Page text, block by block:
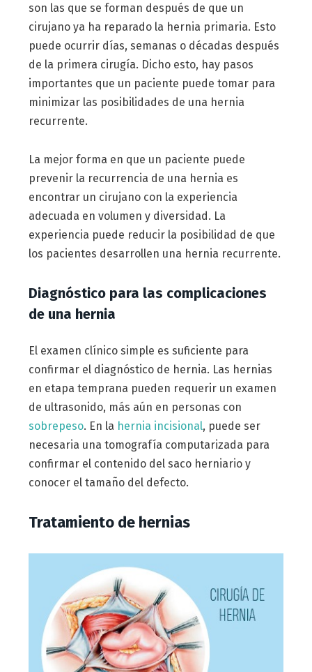
son las que se forman después de que un
cirujano ya ha reparado la hernia primaria. Esto
puede ocurrir días, semanas o décadas después
de la primera cirugía. Dicho esto, hay pasos
importantes que un paciente puede tomar para
minimizar las posibilidades de una hernia
recurrente.
La mejor forma en que un paciente puede
prevenir la recurrencia de una hernia es
encontrar un cirujano con la experiencia
adecuada en volumen y diversidad. La
experiencia puede reducir la posibilidad de que
los pacientes desarrollen una hernia recurrente.
Diagnóstico para las complicaciones
de una hernia
El examen clínico simple es suficiente para
confirmar el diagnóstico de hernia. Las hernias
en etapa temprana pueden requerir un examen
de ultrasonido, más aún en personas con
sobrepeso. En la hernia incisional, puede ser
necesaria una tomografía computarizada para
confirmar el contenido del saco herniario y
conocer el tamaño del defecto.
Tratamiento de hernias